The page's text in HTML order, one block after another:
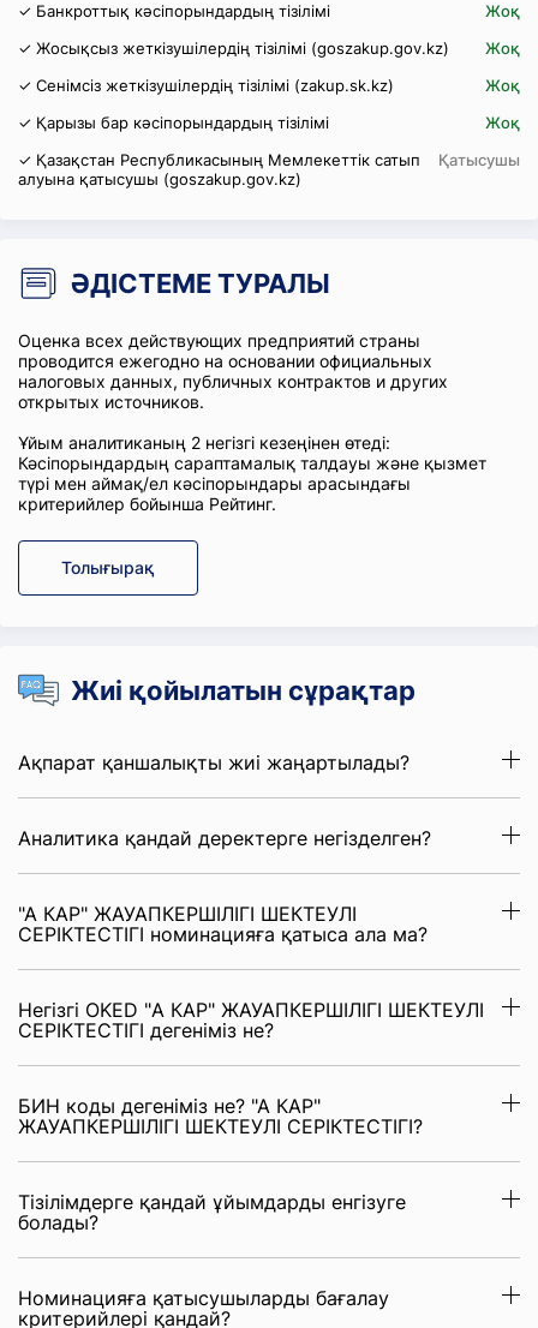
✓ Банкроттық кәсіпорындардың тізілімі
Жоқ
✓ Жосықсыз жеткізушілердің тізілімі (goszakup.gov.kz)
Жоқ
✓ Сенімсіз жеткізушілердің тізілімі (zakup.sk.kz)
Жоқ
✓ Қарызы бар кәсіпорындардың тізілімі
Жоқ
✓ Қазақстан Республикасының Мемлекеттік сатып
алуына қатысушы (goszakup.gov.kz)
Қатысушы
ӘДІСТЕМЕ ТУРАЛЫ
Оценка всех действующих предприятий страны
проводится ежегодно на основании официальных
налоговых данных, публичных контрактов и других
открытых источников.
Ұйым аналитиканың 2 негізгі кезеңінен өтеді:
Кәсіпорындардың сараптамалық талдауы және қызмет
түрі мен аймақ/ел кәсіпорындары арасындағы
критерийлер бойынша Рейтинг.
Толығырақ
Жиі қойылатын сұрақтар
Ақпарат қаншалықты жиі жаңартылады?
Аналитика қандай деректерге негізделген?
"А КАР" ЖАУАПКЕРШІЛІГІ ШЕКТЕУЛІ
СЕРІКТЕСТІГІ номинацияға қатыса ала ма?
Негізгі OKED "А КАР" ЖАУАПКЕРШІЛІГІ ШЕКТЕУЛІ
СЕРІКТЕСТІГІ дегеніміз не?
БИН коды дегеніміз не? "А КАР"
ЖАУАПКЕРШІЛІГІ ШЕКТЕУЛІ СЕРІКТЕСТІГІ?
Тізілімдерге қандай ұйымдарды енгізуге
болады?
Номинацияға қатысушыларды бағалау
критерийлері қандай?